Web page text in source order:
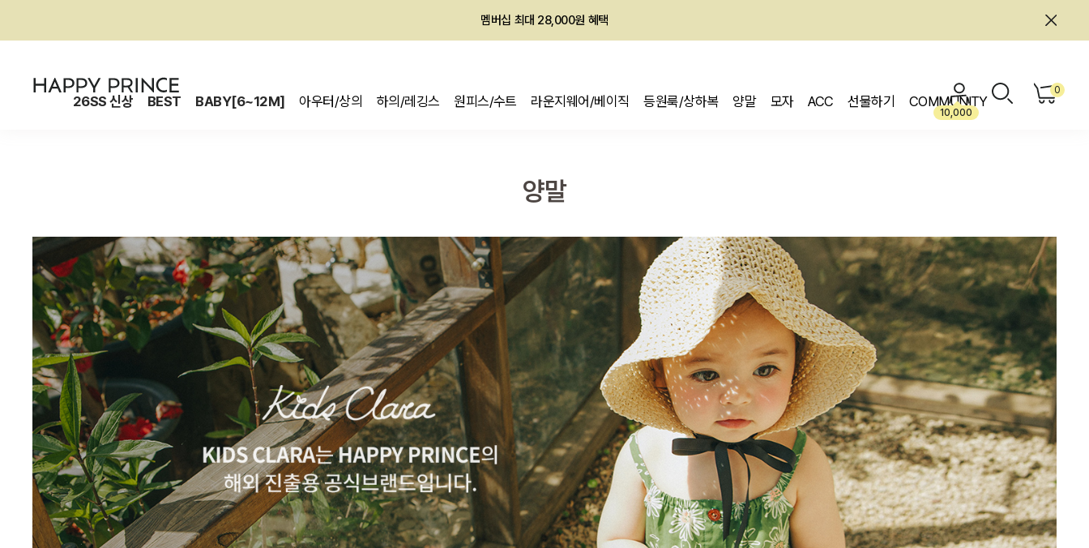
멤버십 최대 28,000원 혜택
26SS 신상 BEST BABY[6~12M] 아우터/상의 하의/레깅스 원피스/수트 라운지웨어/베이직 등원룩/상하복 양말 모자 ACC 선물하기 COMMUNITY
10,000
0
양말